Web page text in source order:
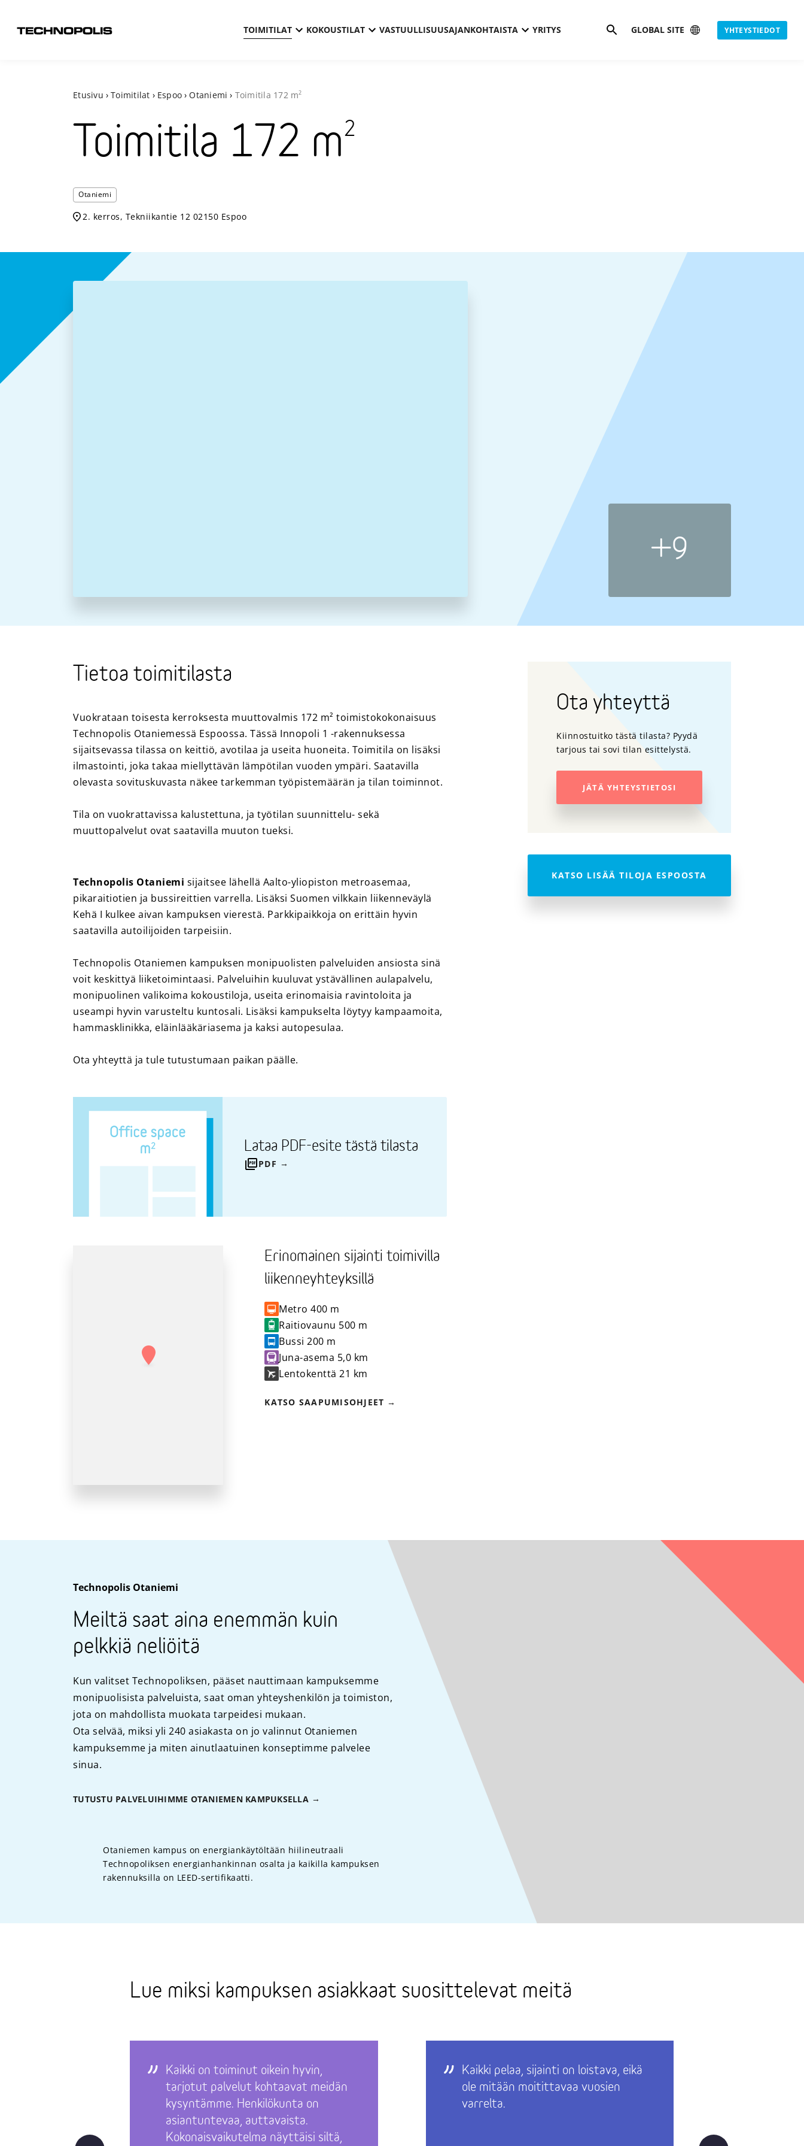
TOIMITILAT KOKOUSTILAT VASTUULLISUUSAJANKOHTAISTA YRITYS Hae GLOBAL SITE YHTEYSTIEDOT
Etusivu › Toimitilat › Espoo › Otaniemi › Toimitila 172m2
Toimitila 172 m2
Otaniemi
Otaniemi
2. kerros, Tekniikantie 12 02150 Espoo
+9
Tietoa toimitilasta
Vuokrataan toisesta kerroksesta muuttovalmis 172 m² toimistokokonaisuus
Technopolis Otaniemessä Espoossa. Tässä Innopoli 1 -rakennuksessa
sijaitsevassa tilassa on keittiö, avotilaa ja useita huoneita. Toimitila on lisäksi
ilmastointi, joka takaa miellyttävän lämpötilan vuoden ympäri. Saatavilla
olevasta sovituskuvasta näkee tarkemman työpistemäärän ja tilan toiminnot.
Tila on vuokrattavissa kalustettuna, ja työtilan suunnittelu- sekä
muuttopalvelut ovat saatavilla muuton tueksi.
Technopolis Otaniemi sijaitsee lähellä Aalto-yliopiston metroasemaa,
pikaraitiotien ja bussireittien varrella. Lisäksi Suomen vilkkain liikenneväylä
Kehä I kulkee aivan kampuksen vierestä. Parkkipaikkoja on erittäin hyvin
saatavilla autoilijoiden tarpeisiin.
Technopolis Otaniemen kampuksen monipuolisten palveluiden ansiosta sinä
voit keskittyä liiketoimintaasi. Palveluihin kuuluvat ystävällinen aulapalvelu,
monipuolinen valikoima kokoustiloja, useita erinomaisia ravintoloita ja
useampi hyvin varusteltu kuntosali. Lisäksi kampukselta löytyy kampaamoita,
hammasklinikka, eläinlääkäriasema ja kaksi autopesulaa.
Ota yhteyttä ja tule tutustumaan paikan päälle.
Lataa PDF-esite tästä tilasta
PDF
Erinomainen sijainti toimivilla
liikenneyhteyksillä
Metro 400 m
Raitiovaunu 500 m
Bussi 200 m
Juna-asema 5,0 km
Lentokenttä 21 km
KATSO SAAPUMISOHJEET
Ota yhteyttä
Kiinnostuitko tästä tilasta? Pyydä
tarjous tai sovi tilan esittelystä.
JÄTÄ YHTEYSTIETOSI
KATSO LISÄÄ TILOJA ESPOOSTA
Technopolis Otaniemi
Meiltä saat aina enemmän kuin
pelkkiä neliöitä
Kun valitset Technopoliksen, pääset nauttimaan kampuksemme
monipuolisista palveluista, saat oman yhteyshenkilön ja toimiston,
jota on mahdollista muokata tarpeidesi mukaan.
Ota selvää, miksi yli 240 asiakasta on jo valinnut Otaniemen
kampuksemme ja miten ainutlaatuinen konseptimme palvelee
sinua.
TUTUSTU PALVELUIHIMME OTANIEMEN KAMPUKSELLA
Otaniemen kampus on energiankäytöltään hiilineutraali
Technopoliksen energianhankinnan osalta ja kaikilla kampuksen
rakennuksilla on LEED-sertifikaatti.
Lue miksi kampuksen asiakkaat suosittelevat meitä
Kaikki on toiminut oikein hyvin,
tarjotut palvelut kohtaavat meidän
kysyntämme. Henkilökunta on
asiantuntevaa, auttavaista.
Kokonaisvaikutelma näyttäisi siltä,
Kaikki pelaa, sijainti on loistava, eikä
ole mitään moitittavaa vuosien
varrelta.